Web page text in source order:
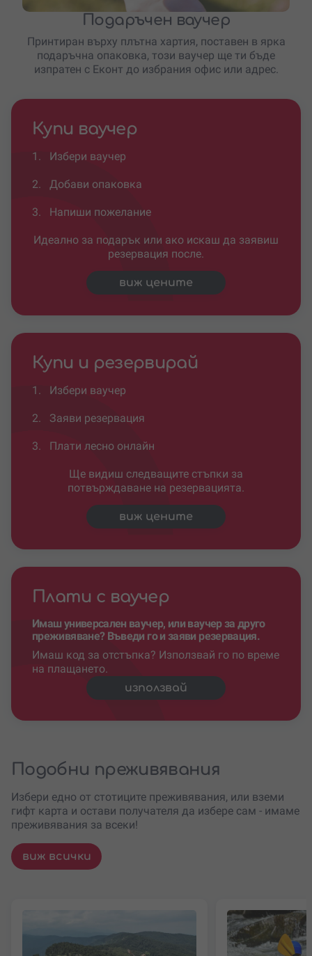
Подаръчен ваучер
Принтиран върху плътна хартия, поставен в ярка
подаръчна опаковка, този ваучер ще ти бъде
изпратен с Еконт до избрания офис или адрес.
Купи ваучер
1. Избери ваучер
2. Добави опаковка
3. Напиши пожелание
Идеално за подарък или ако искаш да заявиш
резервация после.
виж цените
Купи и резервирай
1. Избери ваучер
2. Заяви резервация
3. Плати лесно онлайн
Ще видиш следващите стъпки за
потвърждаване на резервацията.
виж цените
Плати с ваучер
Имаш универсален ваучер, или ваучер за друго
преживяване? Въведи го и заяви резервация.
Имаш код за отстъпка? Използвай го по време
на плащането.
използвай
Подобни преживявания
Избери едно от стотиците преживявания, или вземи
гифт карта и остави получателя да избере сам - имаме
преживявания за всеки!
виж всички